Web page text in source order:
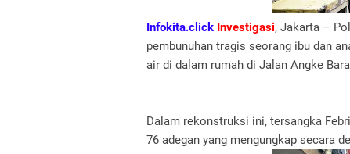
Infokita.click Investigasi, Jakarta –
pembunuhan tragis seorang ibu dan
air di dalam rumah di Jalan Angke
Dalam rekonstruksi ini, tersangka
76 adegan yang mengungkap secara